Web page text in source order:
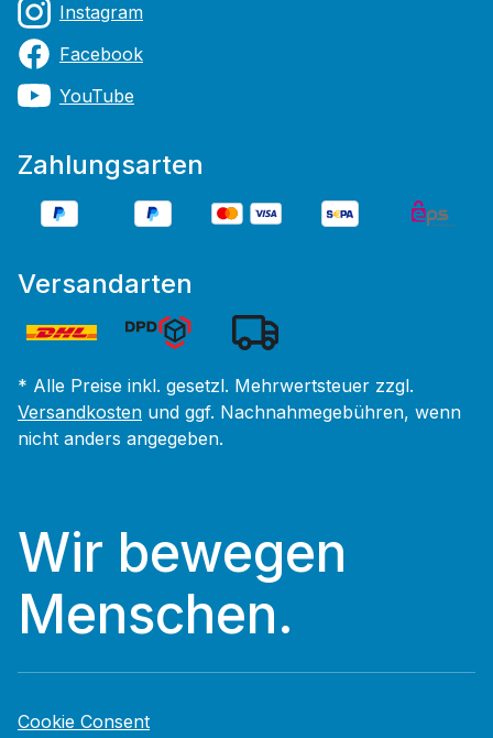
Instagram
Facebook
YouTube
Zahlungsarten
Versandarten
* Alle Preise inkl. gesetzl. Mehrwertsteuer zzgl.
Versandkosten und ggf. Nachnahmegebühren, wenn
nicht anders angegeben.
Wir bewegen
Menschen.
Cookie Consent